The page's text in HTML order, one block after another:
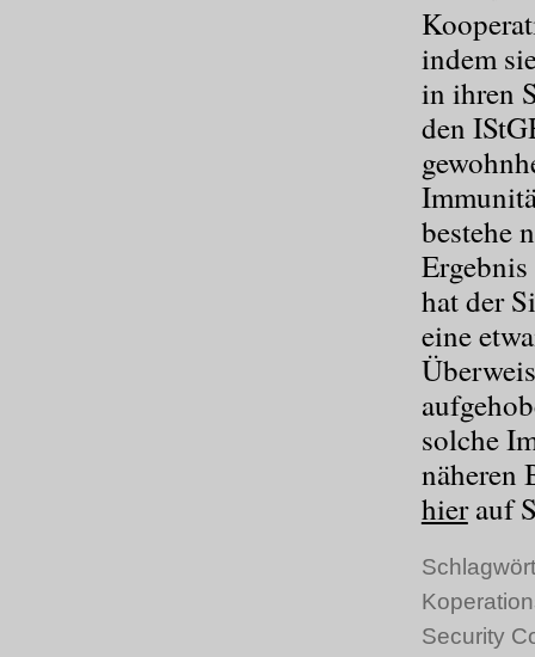
indem
in ihren
den
bestehe
hat der
eine
solche
näheren
hierauf
Security